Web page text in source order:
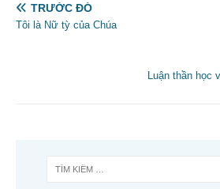
TRƯỚC ĐÓ
Tôi là Nữ tỳ của Chúa
Luận thần học